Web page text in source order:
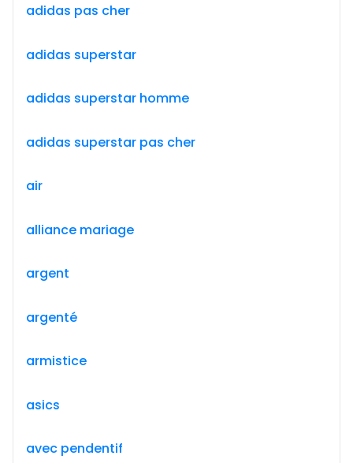
adidas pas cher
adidas superstar
adidas superstar homme
adidas superstar pas cher
air
alliance mariage
argent
argenté
armistice
asics
avec pendentif